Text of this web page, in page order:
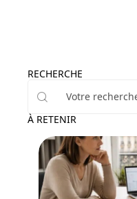
RECHERCHE
À RETENIR